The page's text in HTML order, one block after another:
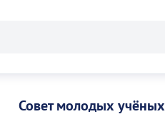
Совет молодых учёных